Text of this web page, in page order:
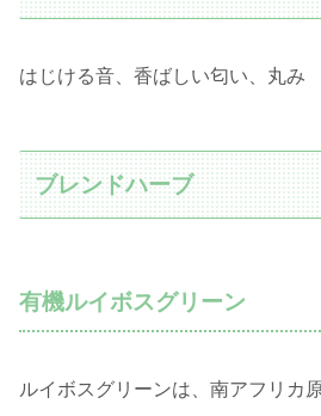
はじける音、香ばしい匂い、丸み
ブレンドハーブ
有機ルイボスグリーン
ルイボスグリーンは、南アフリカ